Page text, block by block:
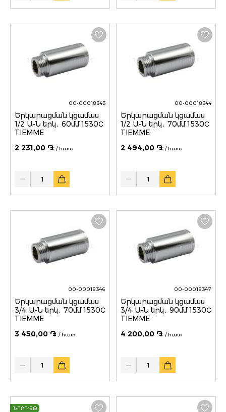
00-00018343
Երկարացման կցամաս
1/2 Ա-Ն երկ․ 60մմ 1530С
TIEMME
2 231,00 ֏ / հատ
Quantity
00-00018344
Երկարացման կցամաս
1/2 Ա-Ն երկ․ 70մմ 1530С
TIEMME
2 494,00 ֏ / հատ
Quantity
00-00018346
Երկարացման կցամաս
3/4 Ա-Ն երկ․ 70մմ 1530С
TIEMME
3 450,00 ֏ / հատ
00-00018347
Երկարացման կցամաս
3/4 Ա-Ն երկ․ 90մմ 1530С
TIEMME
4 200,00 ֏ / հատ
ՆՈՐՈՒՅԹ